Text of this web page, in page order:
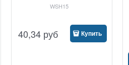
WSH15
40,34 руб Купить